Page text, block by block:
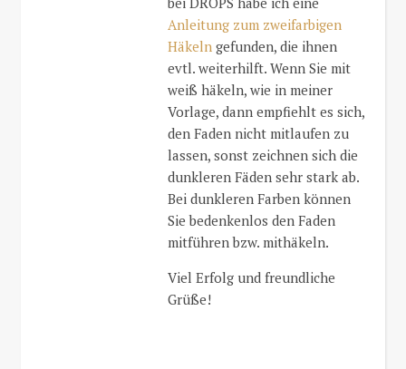
Anleitung zum zweifarbigen
Häkeln gefunden, die ihnen
evtl. weiterhilft. Wenn Sie mit
weiß häkeln, wie in meiner
Vorlage, dann empfiehlt es sich,
den Faden nicht mitlaufen zu
lassen, sonst zeichnen sich die
dunkleren Fäden sehr stark ab.
Bei dunkleren Farben können
Sie bedenkenlos den Faden
mitführen bzw. mithäkeln.
Viel Erfolg und freundliche
Grüße!